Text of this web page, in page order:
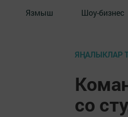
Язмыш Шоу-бизнес
ЯҢАЛЫКЛАР
со